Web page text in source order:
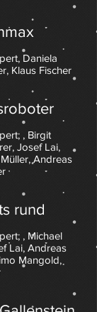
Daniela
Klaus Fischer
, Birgit
Josef Lai,
Andreas
rund
, Michael
Lai, Andreas
Mangold,